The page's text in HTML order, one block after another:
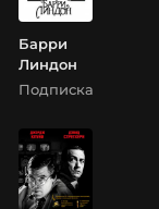
Барри
Линдон
Подписка